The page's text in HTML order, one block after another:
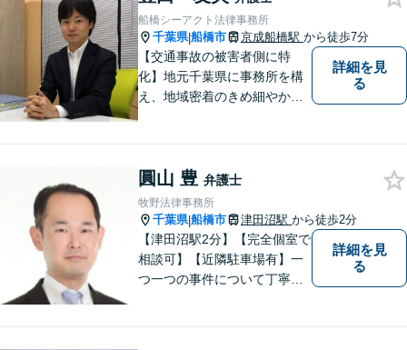
船橋シーアクト法律事務所
千葉県|船橋市 京成船橋駅 から徒歩7分
【交通事故の被害者側に特
化】地元千葉県に事務所を構
え、地域密着のきめ細やかな
ポート致します！！
詳細を見
る
圓山 豊 弁護士
牧野法律事務所
千葉県|船橋市 津田沼駅 から徒歩2分
【津田沼駅2分】【完全個室で
相談可】【近隣駐車場有】一
つ一つの事件について丁寧に
詳細を見
る